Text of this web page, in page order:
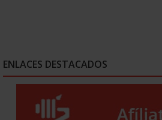
ENLACES DESTACADOS